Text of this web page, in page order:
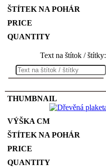
Text na štítok / štítky: